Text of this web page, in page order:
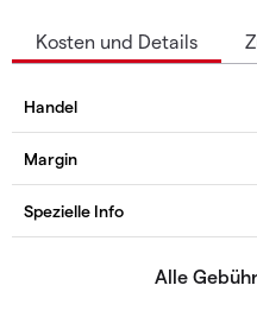
Kosten und Details